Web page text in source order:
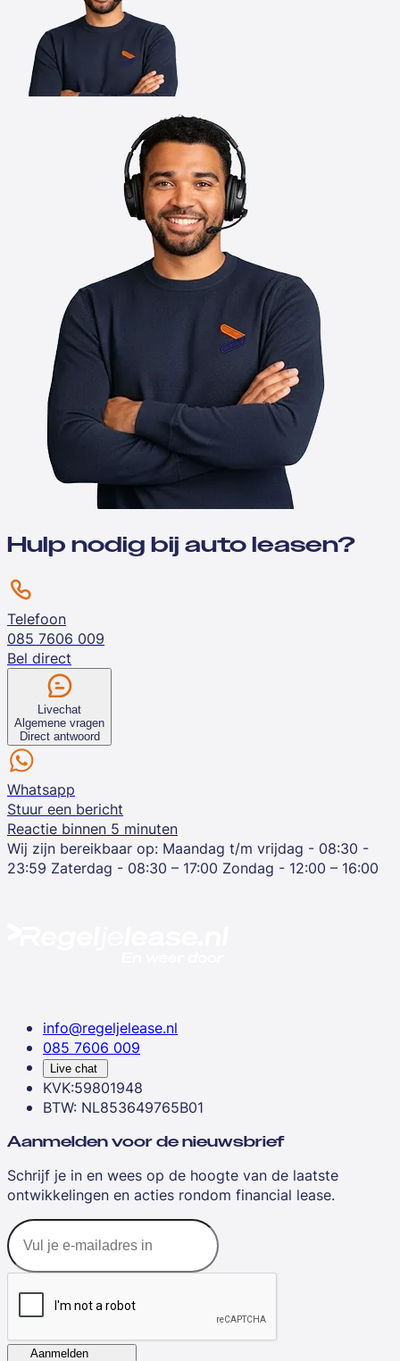
Hulp nodig bij auto leasen?
Telefoon
085 7606 009
Bel direct
Livechat
Algemene vragen
Direct antwoord
Whatsapp
Stuur een bericht
Reactie binnen 5 minuten
Wij zijn bereikbaar op: Maandag t/m vrijdag - 08:30 -
23:59 Zaterdag - 08:30 – 17:00 Zondag - 12:00 – 16:00
info@regeljelease.nl
085 7606 009
Live chat
KVK:59801948
BTW: NL853649765B01
Aanmelden voor de nieuwsbrief
Schrijf je in en wees op de hoogte van de laatste
ontwikkelingen en acties rondom financial lease.
Aanmelden